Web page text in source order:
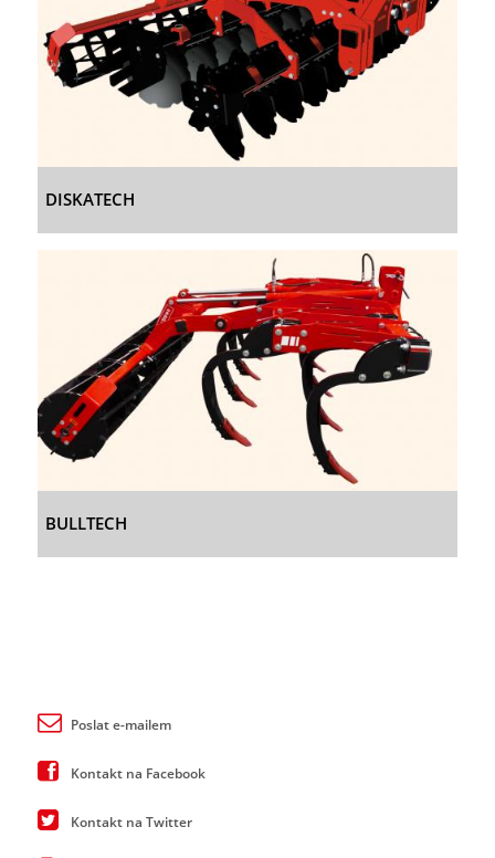
DISKATECH
BULLTECH
Poslat e-mailem
Kontakt na Facebook
Kontakt na Twitter